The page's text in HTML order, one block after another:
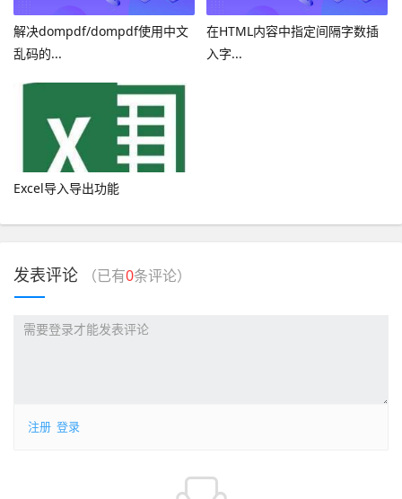
解决dompdf/dompdf使用中文
乱码的...
在HTML内容中指定间隔字数插
入字...
Excel导入导出功能
发表评论 （已有0条评论）
注册 登录